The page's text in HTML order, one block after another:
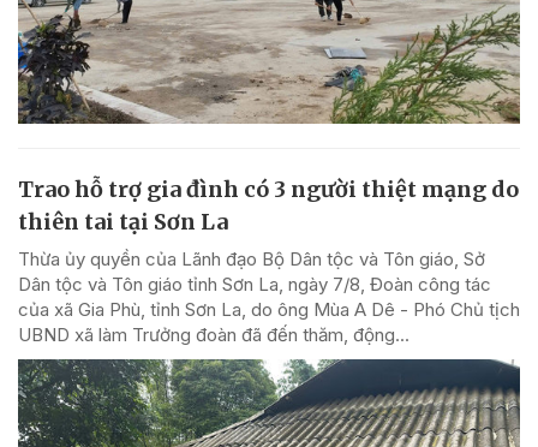
Trao hỗ trợ gia đình có 3 người thiệt mạng do
thiên tai tại Sơn La
Thừa ủy quyền của Lãnh đạo Bộ Dân tộc và Tôn giáo, Sở
Dân tộc và Tôn giáo tỉnh Sơn La, ngày 7/8, Đoàn công tác
của xã Gia Phù, tỉnh Sơn La, do ông Mùa A Dê - Phó Chủ tịch
UBND xã làm Trưởng đoàn đã đến thăm, động...